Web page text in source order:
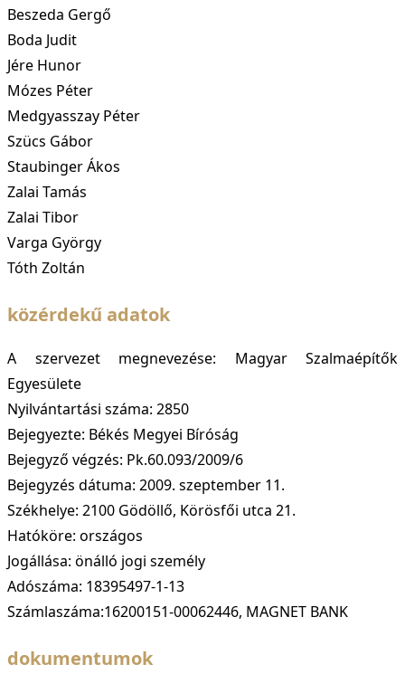
Beszeda Gergő
Boda Judit
Jére Hunor
Mózes Péter
Medgyasszay Péter
Szücs Gábor
Staubinger Ákos
Zalai Tamás
Zalai Tibor
Varga György
Tóth Zoltán
közérdekű adatok
A szervezet megnevezése: Magyar Szalmaépítők
Egyesülete
Nyilvántartási száma: 2850
Bejegyezte: Békés Megyei Bíróság
Bejegyző végzés: Pk.60.093/2009/6
Bejegyzés dátuma: 2009. szeptember 11.
Székhelye: 2100 Gödöllő, Körösfői utca 21.
Hatóköre: országos
Jogállása: önálló jogi személy
Adószáma: 18395497-1-13
Számlaszáma:16200151-00062446, MAGNET BANK
dokumentumok